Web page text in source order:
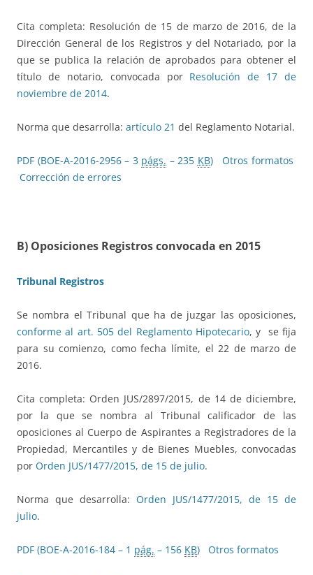
Cita completa: Resolución de 15 de marzo de 2016, de la
Dirección General de los Registros y del Notariado, por la
que se publica la relación de aprobados para obtener el
título de notario, convocada por Resolución de 17 de
noviembre de 2014.
Norma que desarrolla: artículo 21 del Reglamento Notarial.
PDF (BOE-A-2016-2956 – 3 págs. – 235 KB)
Otros formatos
Corrección de errores
B) Oposiciones Registros convocada en 2015
Tribunal Registros
Se nombra el Tribunal que ha de juzgar las oposiciones,
conforme al art. 505 del Reglamento Hipotecario, y se fija
para su comienzo, como fecha límite, el 22 de marzo de
2016.
Cita completa: Orden JUS/2897/2015, de 14 de diciembre,
por la que se nombra al Tribunal calificador de las
oposiciones al Cuerpo de Aspirantes a Registradores de la
Propiedad, Mercantiles y de Bienes Muebles, convocadas
por Orden JUS/1477/2015, de 15 de julio.
Norma que desarrolla: Orden JUS/1477/2015, de 15 de
julio.
PDF (BOE-A-2016-184 – 1 pág. – 156 KB) Otros formatos